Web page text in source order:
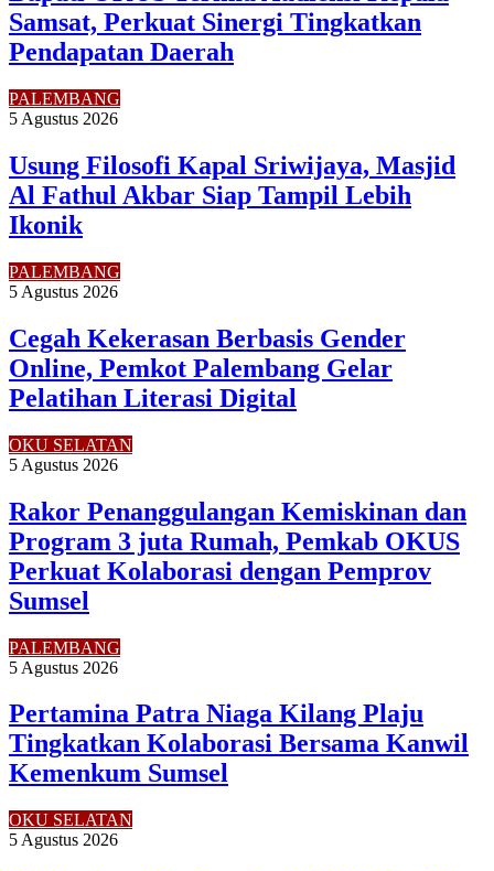
Samsat, Perkuat Sinergi Tingkatkan
Pendapatan Daerah
PALEMBANG
5 Agustus 2026
Usung Filosofi Kapal Sriwijaya, Masjid
Al Fathul Akbar Siap Tampil Lebih
Ikonik
PALEMBANG
5 Agustus 2026
Cegah Kekerasan Berbasis Gender
Online, Pemkot Palembang Gelar
Pelatihan Literasi Digital
OKU SELATAN
5 Agustus 2026
Rakor Penanggulangan Kemiskinan dan
Program 3 juta Rumah, Pemkab OKUS
Perkuat Kolaborasi dengan Pemprov
Sumsel
PALEMBANG
5 Agustus 2026
Pertamina Patra Niaga Kilang Plaju
Tingkatkan Kolaborasi Bersama Kanwil
Kemenkum Sumsel
OKU SELATAN
5 Agustus 2026